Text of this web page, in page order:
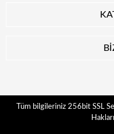
Tüm bilgileriniz 256bit SSL